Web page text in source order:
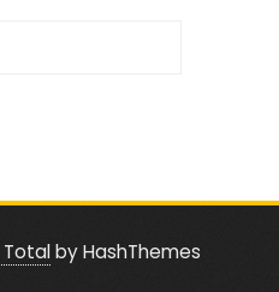
Totalby HashThemes